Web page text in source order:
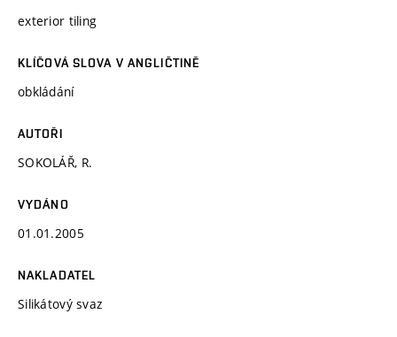
exterior tiling
KLÍČOVÁ SLOVA V ANGLIČTINĚ
obkládání
AUTOŘI
SOKOLÁŘ, R.
VYDÁNO
01.01.2005
NAKLADATEL
Silikátový svaz